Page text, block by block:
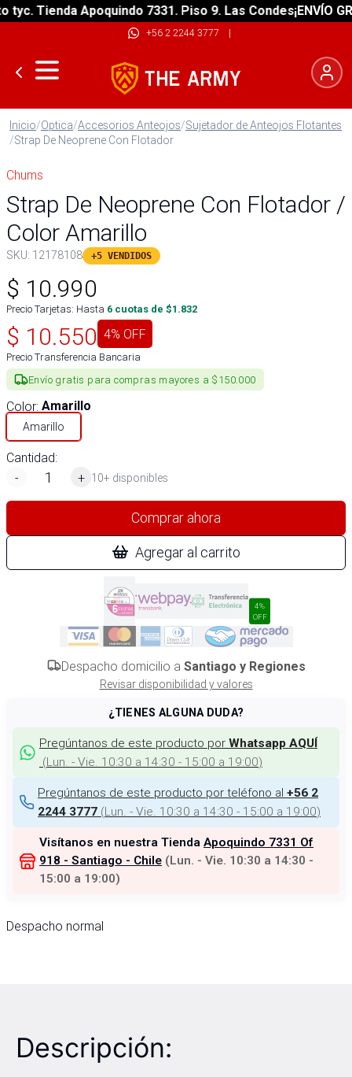
Tienda Apoquindo 7331. Piso 9. Las Condes¡ENVÍO
+56 2 2244 3777 |
Inicio/Optica/Accesorios Anteojos/Sujetador de Anteojos Flotantes
/Strap De Neoprene Con Flotador
Chums
Strap De Neoprene Con Flotador /
Color Amarillo
SKU: 12178108 +5 VENDIDOS
$ 10.990
Precio Tarjetas: Hasta 6 cuotas de $1.832
$ 10.550 4% OFF
Precio Transferencia Bancaria
Envío gratis para compras mayores a $150.000
Color: Amarillo
Amarillo
Cantidad:
-
+ 10+ disponibles
Comprar ahora
Agregar al carrito
4%
OFF
Despacho domicilio a Santiago y Regiones
Revisar disponibilidad y valores
¿TIENES ALGUNA DUDA?
Pregúntanos de este producto por Whatsapp AQUÍ
(Lun. - Vie. 10:30 a 14:30 - 15:00 a 19:00)
Pregúntanos de este producto por teléfono al +56 2
2244 3777 (Lun. - Vie. 10:30 a 14:30 - 15:00 a 19:00)
Visítanos en nuestra Tienda Apoquindo 7331 Of
918 - Santiago - Chile (Lun. - Vie. 10:30 a 14:30 -
15:00 a 19:00)
Despacho normal
Descripción: